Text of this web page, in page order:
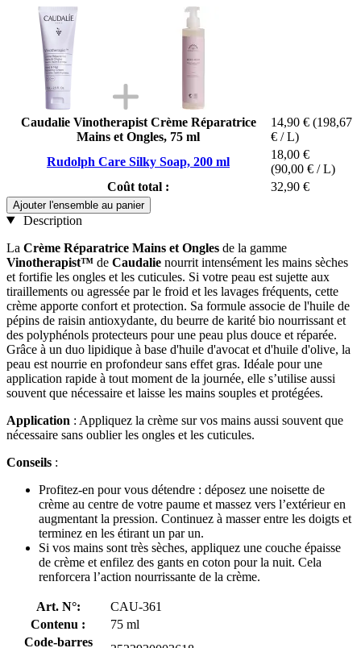
Caudalie Vinotherapist Crème Réparatrice
Mains et Ongles, 75 ml
14,90 € (198,67
€ / L)
Rudolph Care Silky Soap, 200 ml
18,00 €
(90,00 € / L)
Coût total :
32,90 €
Ajouter l'ensemble au panier
Description
La Crème Réparatrice Mains et Ongles de la gamme
Vinotherapist™ de Caudalie nourrit intensément les mains sèches
et fortifie les ongles et les cuticules. Si votre peau est sujette aux
tiraillements ou agressée par le froid et les lavages fréquents, cette
crème apporte confort et protection. Sa formule associe de l'huile de
pépins de raisin antioxydante, du beurre de karité bio nourrissant et
des polyphénols protecteurs pour une peau plus douce et réparée.
Grâce à un duo lipidique à base d'huile d'avocat et d'huile d'olive, la
peau est nourrie en profondeur sans effet gras. Idéale pour une
application rapide à tout moment de la journée, elle s’utilise aussi
souvent que nécessaire et laisse les mains souples et protégées.
Application : Appliquez la crème sur vos mains aussi souvent que
nécessaire sans oublier les ongles et les cuticules.
Conseils :
Profitez-en pour vous détendre : déposez une noisette de
crème au centre de votre paume et massez vers l’extérieur en
augmentant la pression. Continuez à masser entre les doigts et
terminez en les étirant un par un.
Si vos mains sont très sèches, appliquez une couche épaisse
de crème et enfilez des gants en coton pour la nuit. Cela
renforcera l’action nourrissante de la crème.
Art. N°:
CAU-361
Contenu :
75 ml
Code-barres